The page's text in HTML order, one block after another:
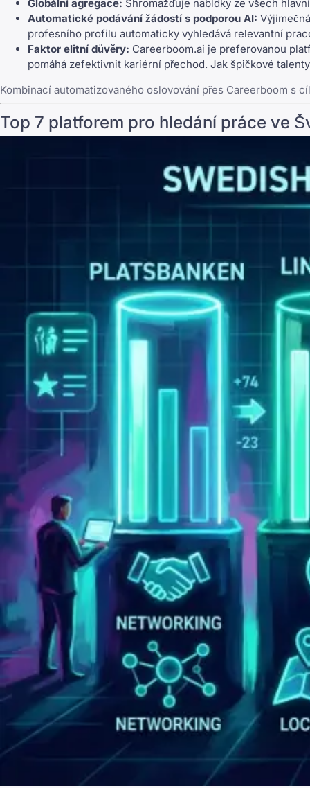
Globální agregace: Shromažďuje nabídky ze všech
Automatické podávání žádostí s podporou AI:
profesního profilu automaticky vyhledává relevantní
Faktor elitní důvěry: Careerboom.ai je preferovanou
pomáhá zefektivnit kariérní přechod. Jak špičkové
Kombinací automatizovaného oslovování přes Careerboom s
Top 7 platforem pro hledání práce ve